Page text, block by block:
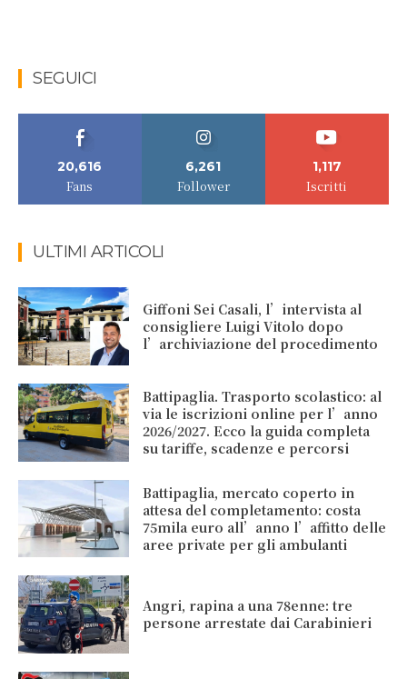
SEGUICI
20,616
Fans
6,261
Follower
1,117
Iscritti
ULTIMI ARTICOLI
Giffoni Sei Casali, l’intervista al
consigliere Luigi Vitolo dopo
l’archiviazione del procedimento
Battipaglia. Trasporto scolastico: al
via le iscrizioni online per l’anno
2026/2027. Ecco la guida completa
su tariffe, scadenze e percorsi
Battipaglia, mercato coperto in
attesa del completamento: costa
75mila euro all’anno l’affitto delle
aree private per gli ambulanti
Angri, rapina a una 78enne: tre
persone arrestate dai Carabinieri